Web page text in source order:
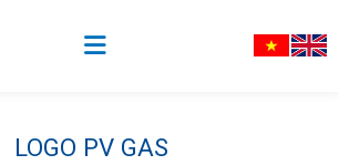
LOGO PV GAS